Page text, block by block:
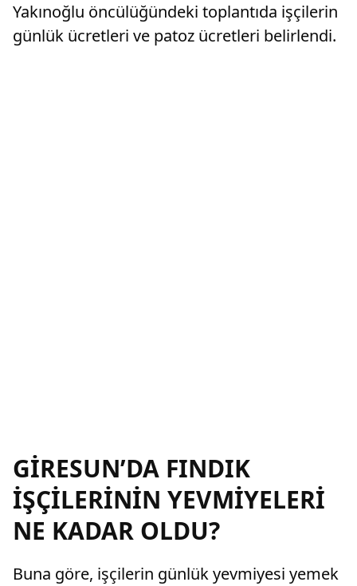
Yakınoğlu öncülüğündeki toplantıda işçilerin
günlük ücretleri ve patoz ücretleri belirlendi.
GİRESUN’DA FINDIK
İŞÇİLERİNİN YEVMİYELERİ
NE KADAR OLDU?
Buna göre, işçilerin günlük yevmiyesi yemek